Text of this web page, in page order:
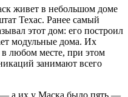
живет в небольшом доме
Техас. Ранее самый
этот дом: его построил
модульные дома. Их
любом месте, при этом
занимают всего
а их у Маска было пять —